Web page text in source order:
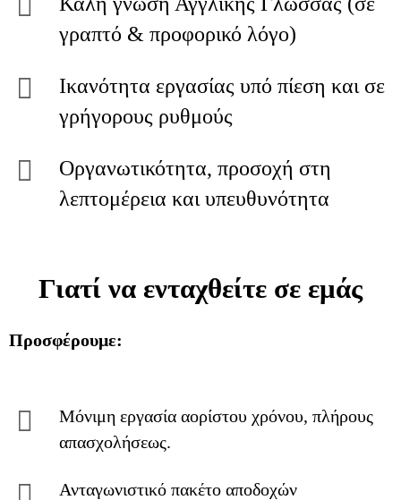
γραπτό & προφορικό λόγο)
Ικανότητα εργασίας υπό πίεση και σε
γρήγορους ρυθμούς
Οργανωτικότητα, προσοχή στη
λεπτομέρεια και υπευθυνότητα
Γιατί να ενταχθείτε σε εμάς
Προσφέρουμε:
Μόνιμη εργασία αορίστου χρόνου, πλήρους
απασχολήσεως.
Ανταγωνιστικό πακέτο αποδοχών